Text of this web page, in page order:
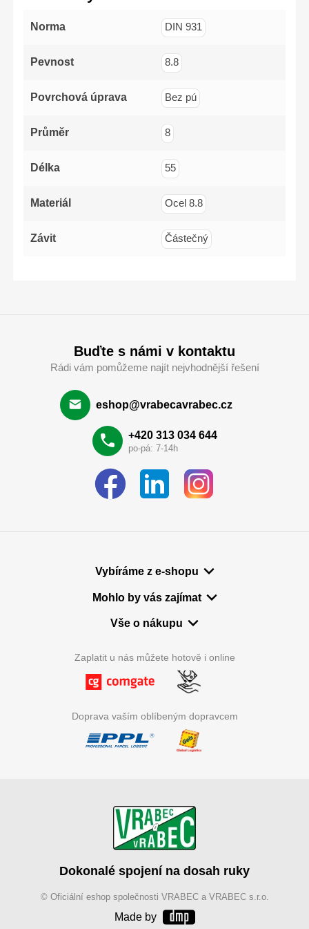
Norma DIN 931
Pevnost 8.8
Povrchová úprava Bez pú
Průměr 8
Délka 55
Materiál Ocel 8.8
Závit Částečný
Buďte s námi v kontaktu
Rádi vám pomůžeme najít nejvhodnější řešení
eshop@vrabecavrabec.cz
+420 313 034 644
po-pá: 7-14h
Vybíráme z e-shopu
Mohlo by vás zajímat
Vše o nákupu
Zaplatit u nás můžete hotově i online
Doprava vaším oblíbeným dopravcem
Dokonalé spojení na dosah ruky
© Oficiální eshop společnosti VRABEC a VRABEC s.r.o.
Made by